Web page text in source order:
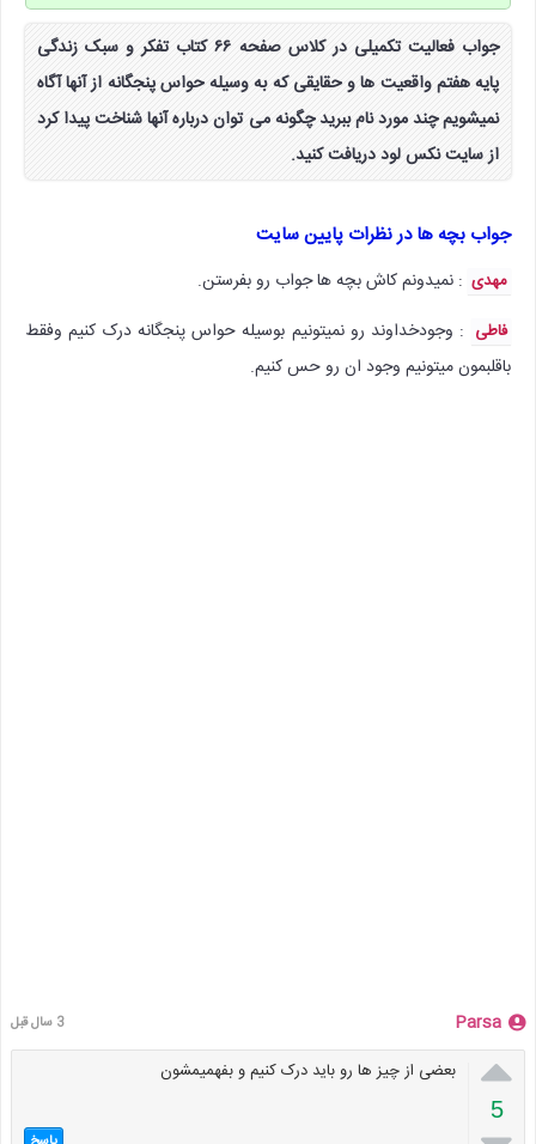
جواب فعالیت تکمیلی در کلاس صفحه ۶۶ کتاب تفکر و سبک زندگی
پایه هفتم واقعیت ها و حقایقی که به وسیله حواس پنجگانه از آنها آگاه
نمیشویم چند مورد نام ببرید چگونه می توان درباره آنها شناخت پیدا کرد
از سایت نکس لود دریافت کنید.
جواب بچه ها در نظرات پایین سایت
مهدی : نمیدونم کاش بچه ها جواب رو بفرستن.
فاطی : وجودخداوند رو نمیتونیم بوسیله حواس پنجگانه درک کنیم وفقط
باقلبمون میتونیم وجود ان رو حس کنیم.
Parsa 3 سال قبل

5
بعضی از چیز ها رو باید درک کنیم و بفهمیمشون